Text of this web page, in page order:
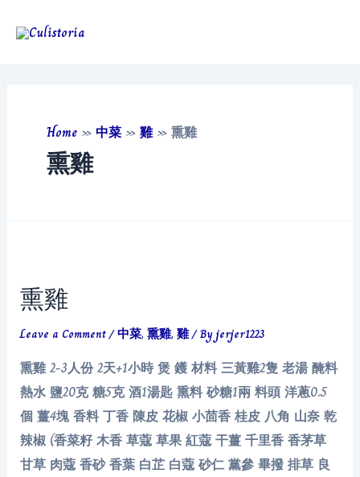
Home »中菜 »雞»熏雞
熏雞
熏雞
Leave a Comment/中菜,熏雞,雞/ Byjerjer1223
熏雞 2-3人份 2天+1小時 煲 鑊 材料 三黃雞2隻 老湯 醃料
熱水 鹽20克 糖5克 酒1湯匙 熏料 砂糖1兩 料頭 洋蔥0.5
個 薑4塊 香料 丁香 陳皮 花椒 小茴香 桂皮 八角 山奈 乾
辣椒 (香菜籽 木香 草蔻 草果 紅蔻 干薑 千里香 香茅草
甘草 肉蔻 香砂 香葉 白芷 白蔻 砂仁 黨參 畢撥 排草 良